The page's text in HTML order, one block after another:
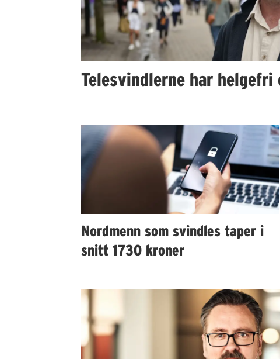
Telesvindlerne har helgefri
Nordmenn som svindles taper i
snitt 1730 kroner